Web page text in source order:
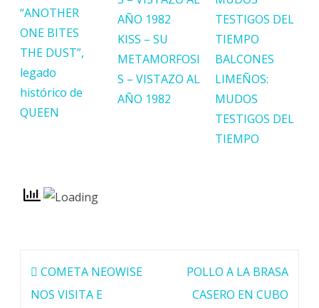
“ANOTHER
ONE BITES
THE DUST”,
legado
histórico de
QUEEN
KISS – SU
METAMORFOSI
S – VISTAZO AL
AÑO 1982
BALCONES
LIMEÑOS:
MUDOS
TESTIGOS DEL
TIEMPO
Navegación
de
COMETA NEOWISE
NOS VISITA E
POLLO A LA BRASA
CASERO EN CUBO